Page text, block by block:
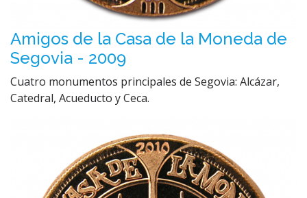
Amigos de la Casa de la Moneda de
Segovia - 2009
Cuatro monumentos principales de Segovia: Alcázar,
Catedral, Acueducto y Ceca.